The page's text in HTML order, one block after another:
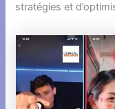
stratégies et